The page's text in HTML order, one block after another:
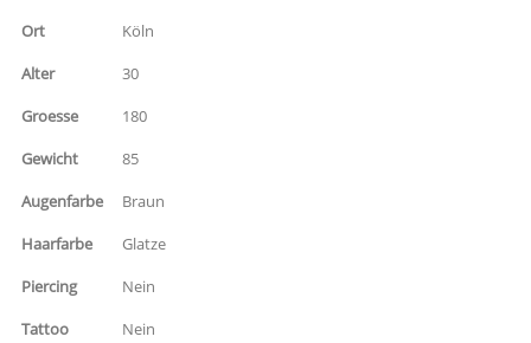
Ort
Köln
Alter
30
Groesse
180
Gewicht
85
Augenfarbe
Braun
Haarfarbe
Glatze
Piercing
Nein
Tattoo
Nein